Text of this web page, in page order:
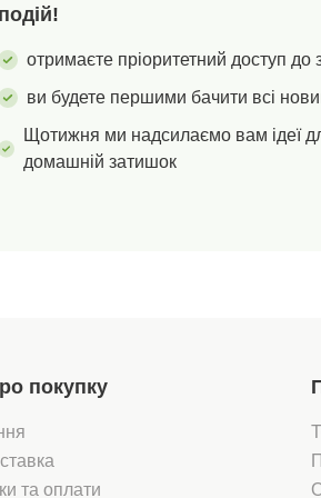
подій!
отримаєте пріоритетний доступ до
ви будете першими бачити всі
Щотижня ми надсилаємо вам ідеї
домашній затишок
покупку
та оплати